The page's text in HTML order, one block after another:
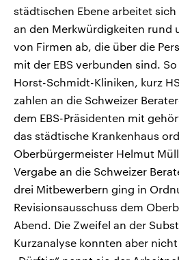
städtischen Ebene arbeitet sich
an den Merkwürdigkeiten rund
von Firmen ab, die über die
mit der EBS verbunden sind.
Horst-Schmidt-Kliniken, kurz
zahlen an die Schweizer
dem EBS-Präsidenten mit
das städtische Krankenhaus
Oberbürgermeister Helmut
Vergabe an die Schweizer
drei Mitbewerbern ging in
Revisionsausschuss dem
Abend. Die Zweifel an der
Kurzanalyse konnten aber